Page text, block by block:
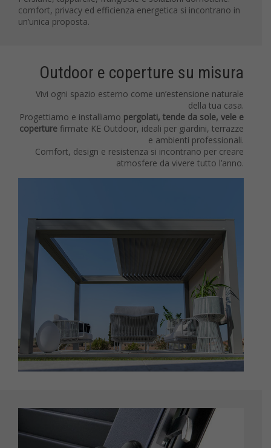
comfort, privacy ed efficienza energetica si incontrano in
un’unica proposta.
Outdoor e coperture su misura
Vivi ogni spazio esterno come un’estensione naturale
della tua casa.
Progettiamo e installiamo pergolati, tende da sole, vele e
coperture firmate KE Outdoor, ideali per giardini, terrazze
e ambienti professionali.
Comfort, design e resistenza si incontrano per creare
atmosfere da vivere tutto l’anno.